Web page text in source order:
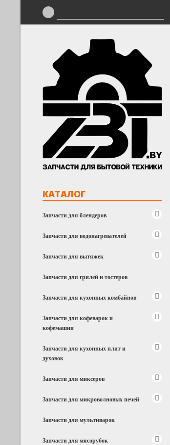
КАТАЛОГ
Запчасти для блендеров
Запчасти для водонагревателей
Запчасти для вытяжек
Запчасти для грилей и тостеров
Запчасти для кухонных комбайнов
Запчасти для кофеварок и
кофемашин
Запчасти для кухонных плит и
духовок
Запчасти для миксеров
Запчасти для микроволновых печей
Запчасти для мультиварок
Запчасти для мясорубок